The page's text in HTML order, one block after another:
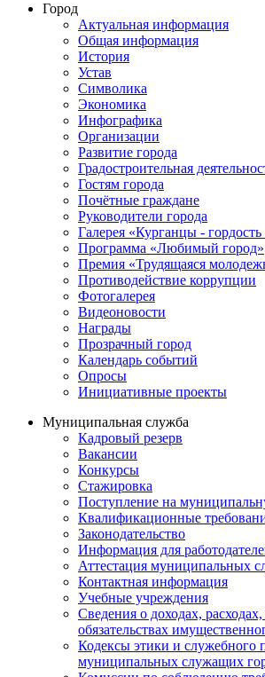
Город
Актуальная информация
Общая информация
История
Устав
Символика
Экономика
Инфографика
Организации
Развитие города
Градостроительная
Гостям города
Почётные граждане
Руководители города
Галерея «Курганцы - гордость
Программа «Любимый город»
Премия «Трудящаяся
Противодействие коррупции
Фотогалерея
Видеоновости
Награды
Прозрачный город
Календарь событий
Опросы
Инициативные проекты
Муниципальная служба
Кадровый резерв
Вакансии
Конкурсы
Стажировка
Поступление на
Квалификационные
Законодательство
Информация для
Аттестация муниципальных
Контактная информация
Учебные учреждения
Сведения о доходах,
обязательствах
Кодексы этики и служебного
муниципальных служащих